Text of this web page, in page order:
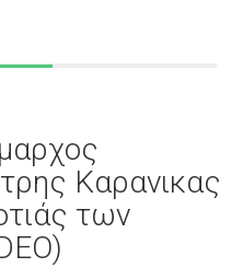
Καρανικας
των